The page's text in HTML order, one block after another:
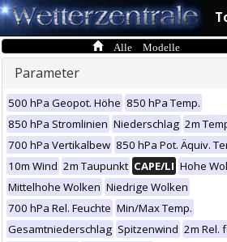
Alle Modelle
Parameter
500 hPa Geopot. Höhe 850 hPa Temp.
850 hPa Stromlinien Niederschlag 2m
700 hPa Vertikalbew 850 hPa Pot. Äquiv.
10m Wind 2m Taupunkt CAPE/LI Hohe
Mittelhohe Wolken Niedrige Wolken
700 hPa Rel. Feuchte Min/Max Temp.
Gesamtniederschlag Spitzenwind 2m Rel.